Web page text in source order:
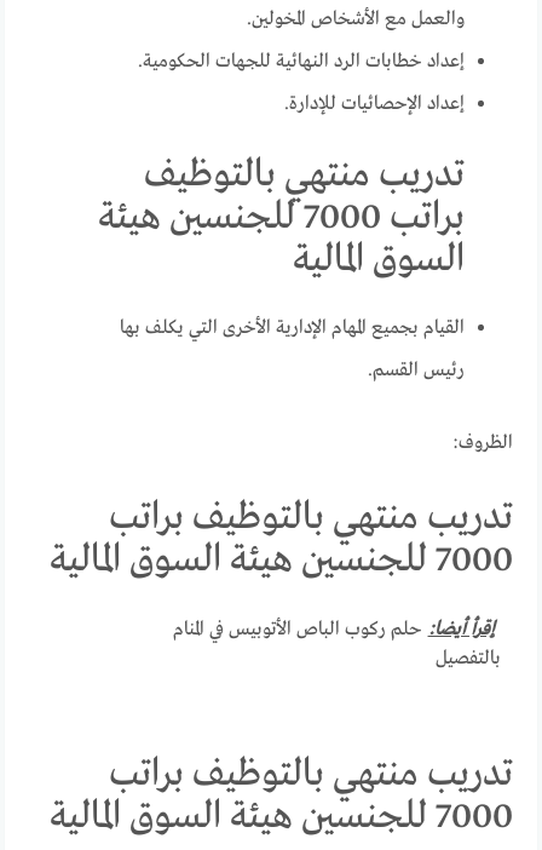
والعمل مع الأشخاص المخولين.
إعداد خطابات الرد النهائية للجهات الحكومية.
إعداد الإحصائيات للإدارة.
تدريب منتهي بالتوظيف
براتب 7000 للجنسين هيئة
السوق المالية
القيام بجميع المهام الإدارية الأخرى التي يكلف بها
رئيس القسم.
الظروف:
تدريب منتهي بالتوظيف براتب
7000 للجنسين هيئة السوق المالية
إقرأ أيضا: حلم ركوب الباص الأتوبيس في المنام
بالتفصيل
تدريب منتهي بالتوظيف براتب
7000 للجنسين هيئة السوق المالية